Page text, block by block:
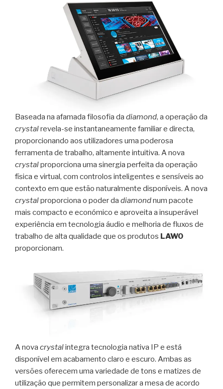
Baseada na afamada filosofia da diamond, a operação da
crystalrevela-se instantaneamente familiar e directa,
proporcionando aos utilizadores uma poderosa
ferramenta de trabalho, altamente intuitiva. A nova
crystalproporciona uma sinergia perfeita da operação
física e virtual, com controlos inteligentes e sensíveis ao
contexto em que estão naturalmente disponíveis. A nova
crystalproporciona o poder da diamondnum pacote
mais compacto e económico e aproveita a insuperável
experiência em tecnologia áudio e melhoria de fluxos de
trabalho de alta qualidade que os produtos LAWO
proporcionam.
A nova crystalintegra tecnologia nativa IP e está
disponível em acabamento claro e escuro. Ambas as
versões oferecem uma variedade de tons e matizes de
utilização que permitem personalizar a mesa de acordo